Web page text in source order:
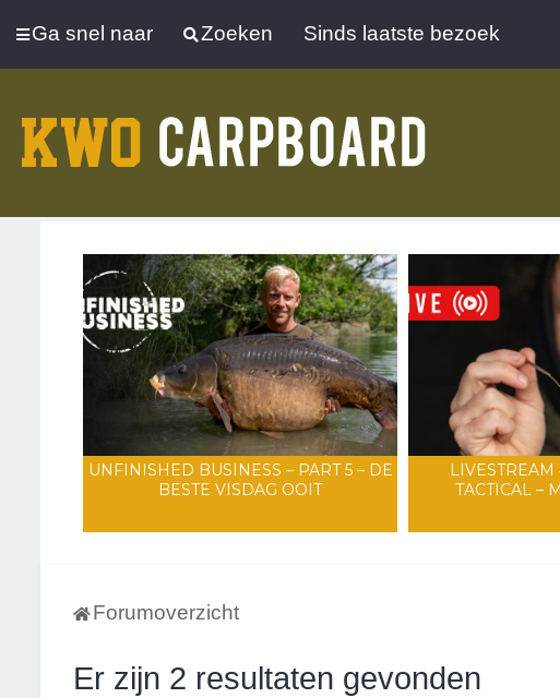
Ga snel naar Zoeken Sinds laatste bezoek
UNFINISHED BUSINESS – PART 5 – DE
BESTE VISDAG OOIT
LIVESTREAM
TACTICAL –
Forumoverzicht
Er zijn 2 resultaten gevonden